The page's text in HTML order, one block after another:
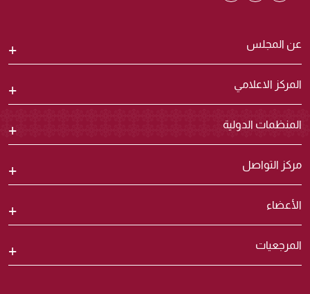
عن المجلس
المركز الاعلامي
المنظمات الدولية
مركز التواصل
الأعضاء
المرجعيات